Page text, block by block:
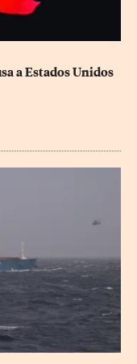
a Estados Unidos